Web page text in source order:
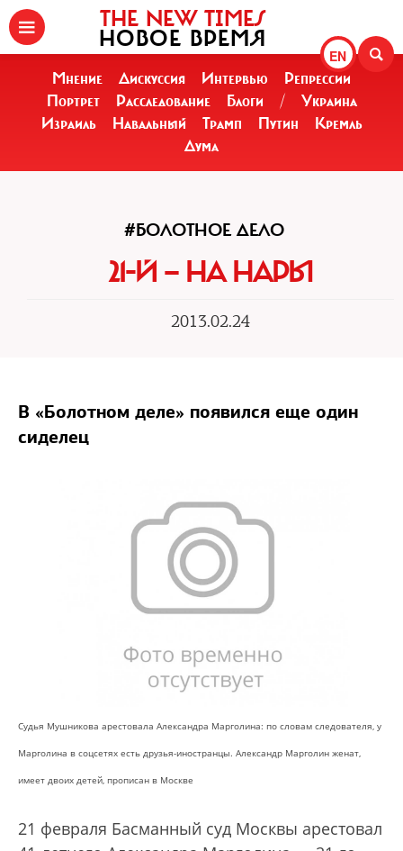
EN
THE NEW TIMES
НОВОЕ ВРЕМЯ
Мнение Дискуссия Интервью
Репрессии
Портрет
Расследование Блоги /
Украина
Израиль
Навальный Трамп Путин
Кремль
Дума
#БОЛОТНОЕ ДЕЛО
21-Й — НА НАРЫ
2013.02.24
В «Болотном деле» появился еще один
сиделец
Судья Мушникова арестовала Александра Марголина: по словам следователя, у
Марголина в соцсетях есть друзья-иностранцы. Александр Марголин женат,
имеет двоих детей, прописан в Москве
21 февраля Басманный суд Москвы арестовал